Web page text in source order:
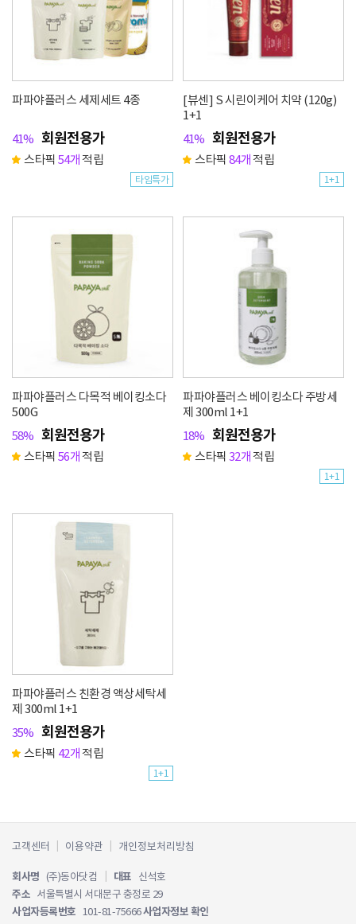
파파야플러스 세제세트 4종
41% 회원전용가
스타픽 54개적립
타임특가
[뷰센] S 시린이케어 치약 (120g)
1+1
41% 회원전용가
스타픽 84개적립
1+1
파파야플러스 다목적 베이킹소다
500G
58% 회원전용가
스타픽 56개적립
파파야플러스 베이킹소다 주방세
제 300ml 1+1
18% 회원전용가
스타픽 32개적립
1+1
파파야플러스 친환경 액상세탁세
제 300ml 1+1
35% 회원전용가
스타픽 42개적립
1+1
고객센터 이용약관 개인정보처리방침
회사명 (주)동아닷컴 대표 신석호
주소 서울특별시 서대문구 충정로 29
사업자등록번호 101-81-75666사업자정보 확인